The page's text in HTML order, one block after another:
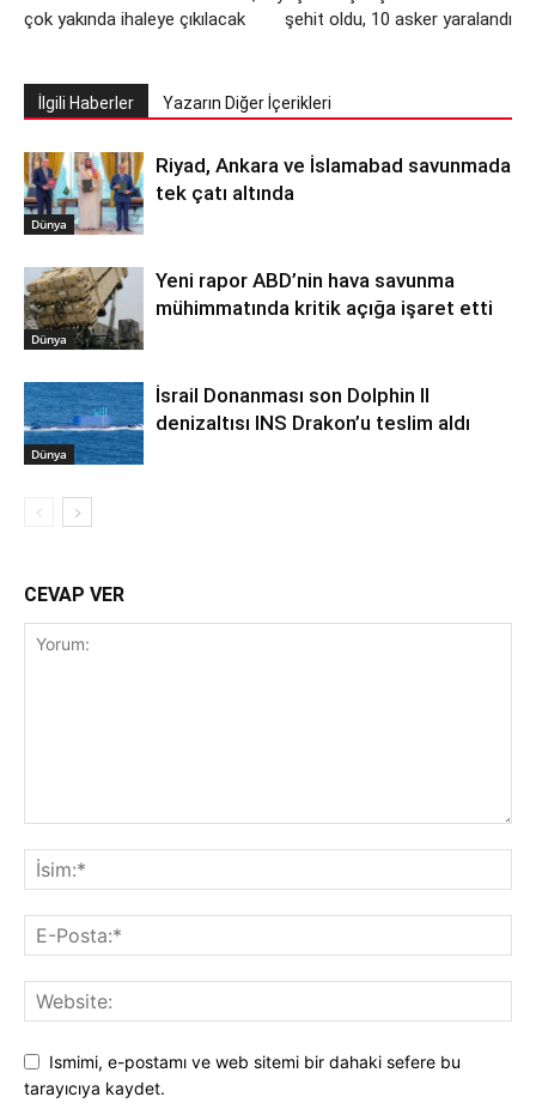
çok yakında ihaleye çıkılacak
şehit oldu, 10 asker yaralandı
İlgili Haberler Yazarın Diğer İçerikleri
Dünya
Riyad, Ankara ve İslamabad savunmada
tek çatı altında
Dünya
Yeni rapor ABD’nin hava savunma
mühimmatında kritik açığa işaret etti
Dünya
İsrail Donanması son Dolphin II
denizaltısı INS Drakon’u teslim aldı
CEVAP VER
Ismimi, e-postamı ve web sitemi bir dahaki sefere bu
tarayıcıya kaydet.